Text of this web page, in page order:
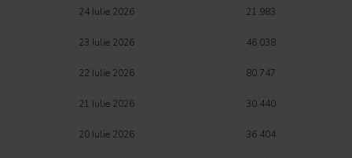
24 Iulie 2026 21.983
23 Iulie 2026 46.038
22 Iulie 2026 80.747
21 Iulie 2026 30.440
20 Iulie 2026 36.404